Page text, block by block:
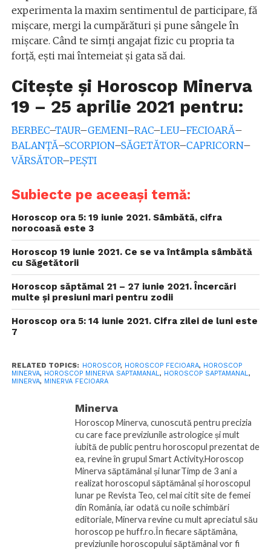
experimenta la maxim sentimentul de participare, fă
mișcare, mergi la cumpărături și pune sângele în
mișcare. Când te simți angajat fizic cu propria ta
forță, ești mai întemeiat și gata să dai.
Citește și Horoscop Minerva
19 – 25 aprilie 2021 pentru:
BERBEC–TAUR–GEMENI–RAC–LEU–FECIOARĂ–
BALANȚĂ–SCORPION–SĂGETĂTOR–CAPRICORN–
VĂRSĂTOR–PEȘTI
Subiecte pe aceeași temă:
Horoscop ora 5: 19 iunie 2021. Sâmbătă, cifra
norocoasă este 3
Horoscop 19 iunie 2021. Ce se va întâmpla sâmbătă
cu Săgetătorii
Horoscop săptămal 21 – 27 iunie 2021. Încercări
multe și presiuni mari pentru zodii
Horoscop ora 5: 14 iunie 2021. Cifra zilei de luni este
7
RELATED TOPICS: HOROSCOP, HOROSCOP FECIOARA, HOROSCOP
MINERVA, HOROSCOP MINERVA SAPTAMANAL, HOROSCOP SAPTAMANAL,
MINERVA, MINERVA FECIOARA
Minerva
Horoscop Minerva, cunoscută pentru precizia
cu care face previziunile astrologice și mult
iubită de public pentru horoscopul prezentat de
ea, revine în grupul Smart Activity.Horoscop
Minerva săptămânal și lunarTimp de 3 ani a
realizat horoscopul săptămânal și horoscopul
lunar pe Revista Teo, cel mai citit site de femei
din România, iar odată cu noile schimbări
editoriale, Minerva revine cu mult apreciatul său
horoscop pe huff.ro.În fiecare săptămâna,
previziunile horoscopului săptămânal vor fi